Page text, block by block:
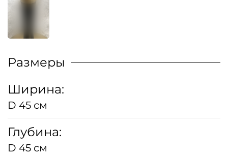
Размеры
Ширина:
D 45 см
Глубина:
D 45 см